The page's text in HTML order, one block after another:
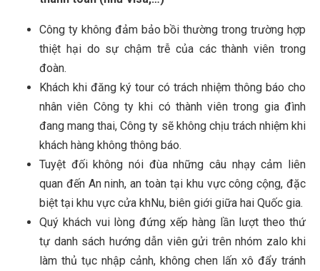
Công ty không đảm bảo bồi thường trong trường hợp
thiệt hại do sự chậm trễ của các thành viên trong
đoàn.
Khách khi đăng ký tour có trách nhiệm thông báo cho
nhân viên Công ty khi có thành viên trong gia đình
đang mang thai, Công ty sẽ không chịu trách nhiệm khi
khách hàng không thông báo.
Tuyệt đối không nói đùa những câu nhạy cảm liên
quan đến An ninh, an toàn tại khu vực công cộng, đặc
biệt tại khu vực cửa khNu, biên giới giữa hai Quốc gia.
Quý khách vui lòng đứng xếp hàng lần lượt theo thứ
tự danh sách hướng dẫn viên gửi trên nhóm zalo khi
làm thủ tục nhập cảnh, không chen lấn xô đẩy tránh